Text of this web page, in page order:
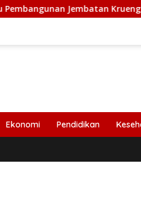
Jembatan Krueng Tingkeum
Ekonomi Pendidikan